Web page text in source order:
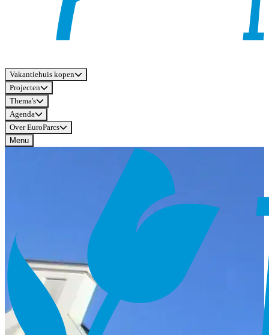
Vakantiehuis kopen
Projecten
Thema's
Agenda
Over EuroParcs
Menu